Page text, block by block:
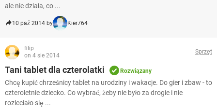
ale nie działa, co ...
10 paź 2014 by Kier764
filip
on 4 sie 2014
Sprzęt
Tani tablet dla czterolatki Rozwiązany
Chcę kupić chrześnicy tablet na urodziny i wakacje. Do gier i zbaw - to
czteroletnie dziecko. Co wybrać, żeby nie było za drogie i nie
rozleciało się ...